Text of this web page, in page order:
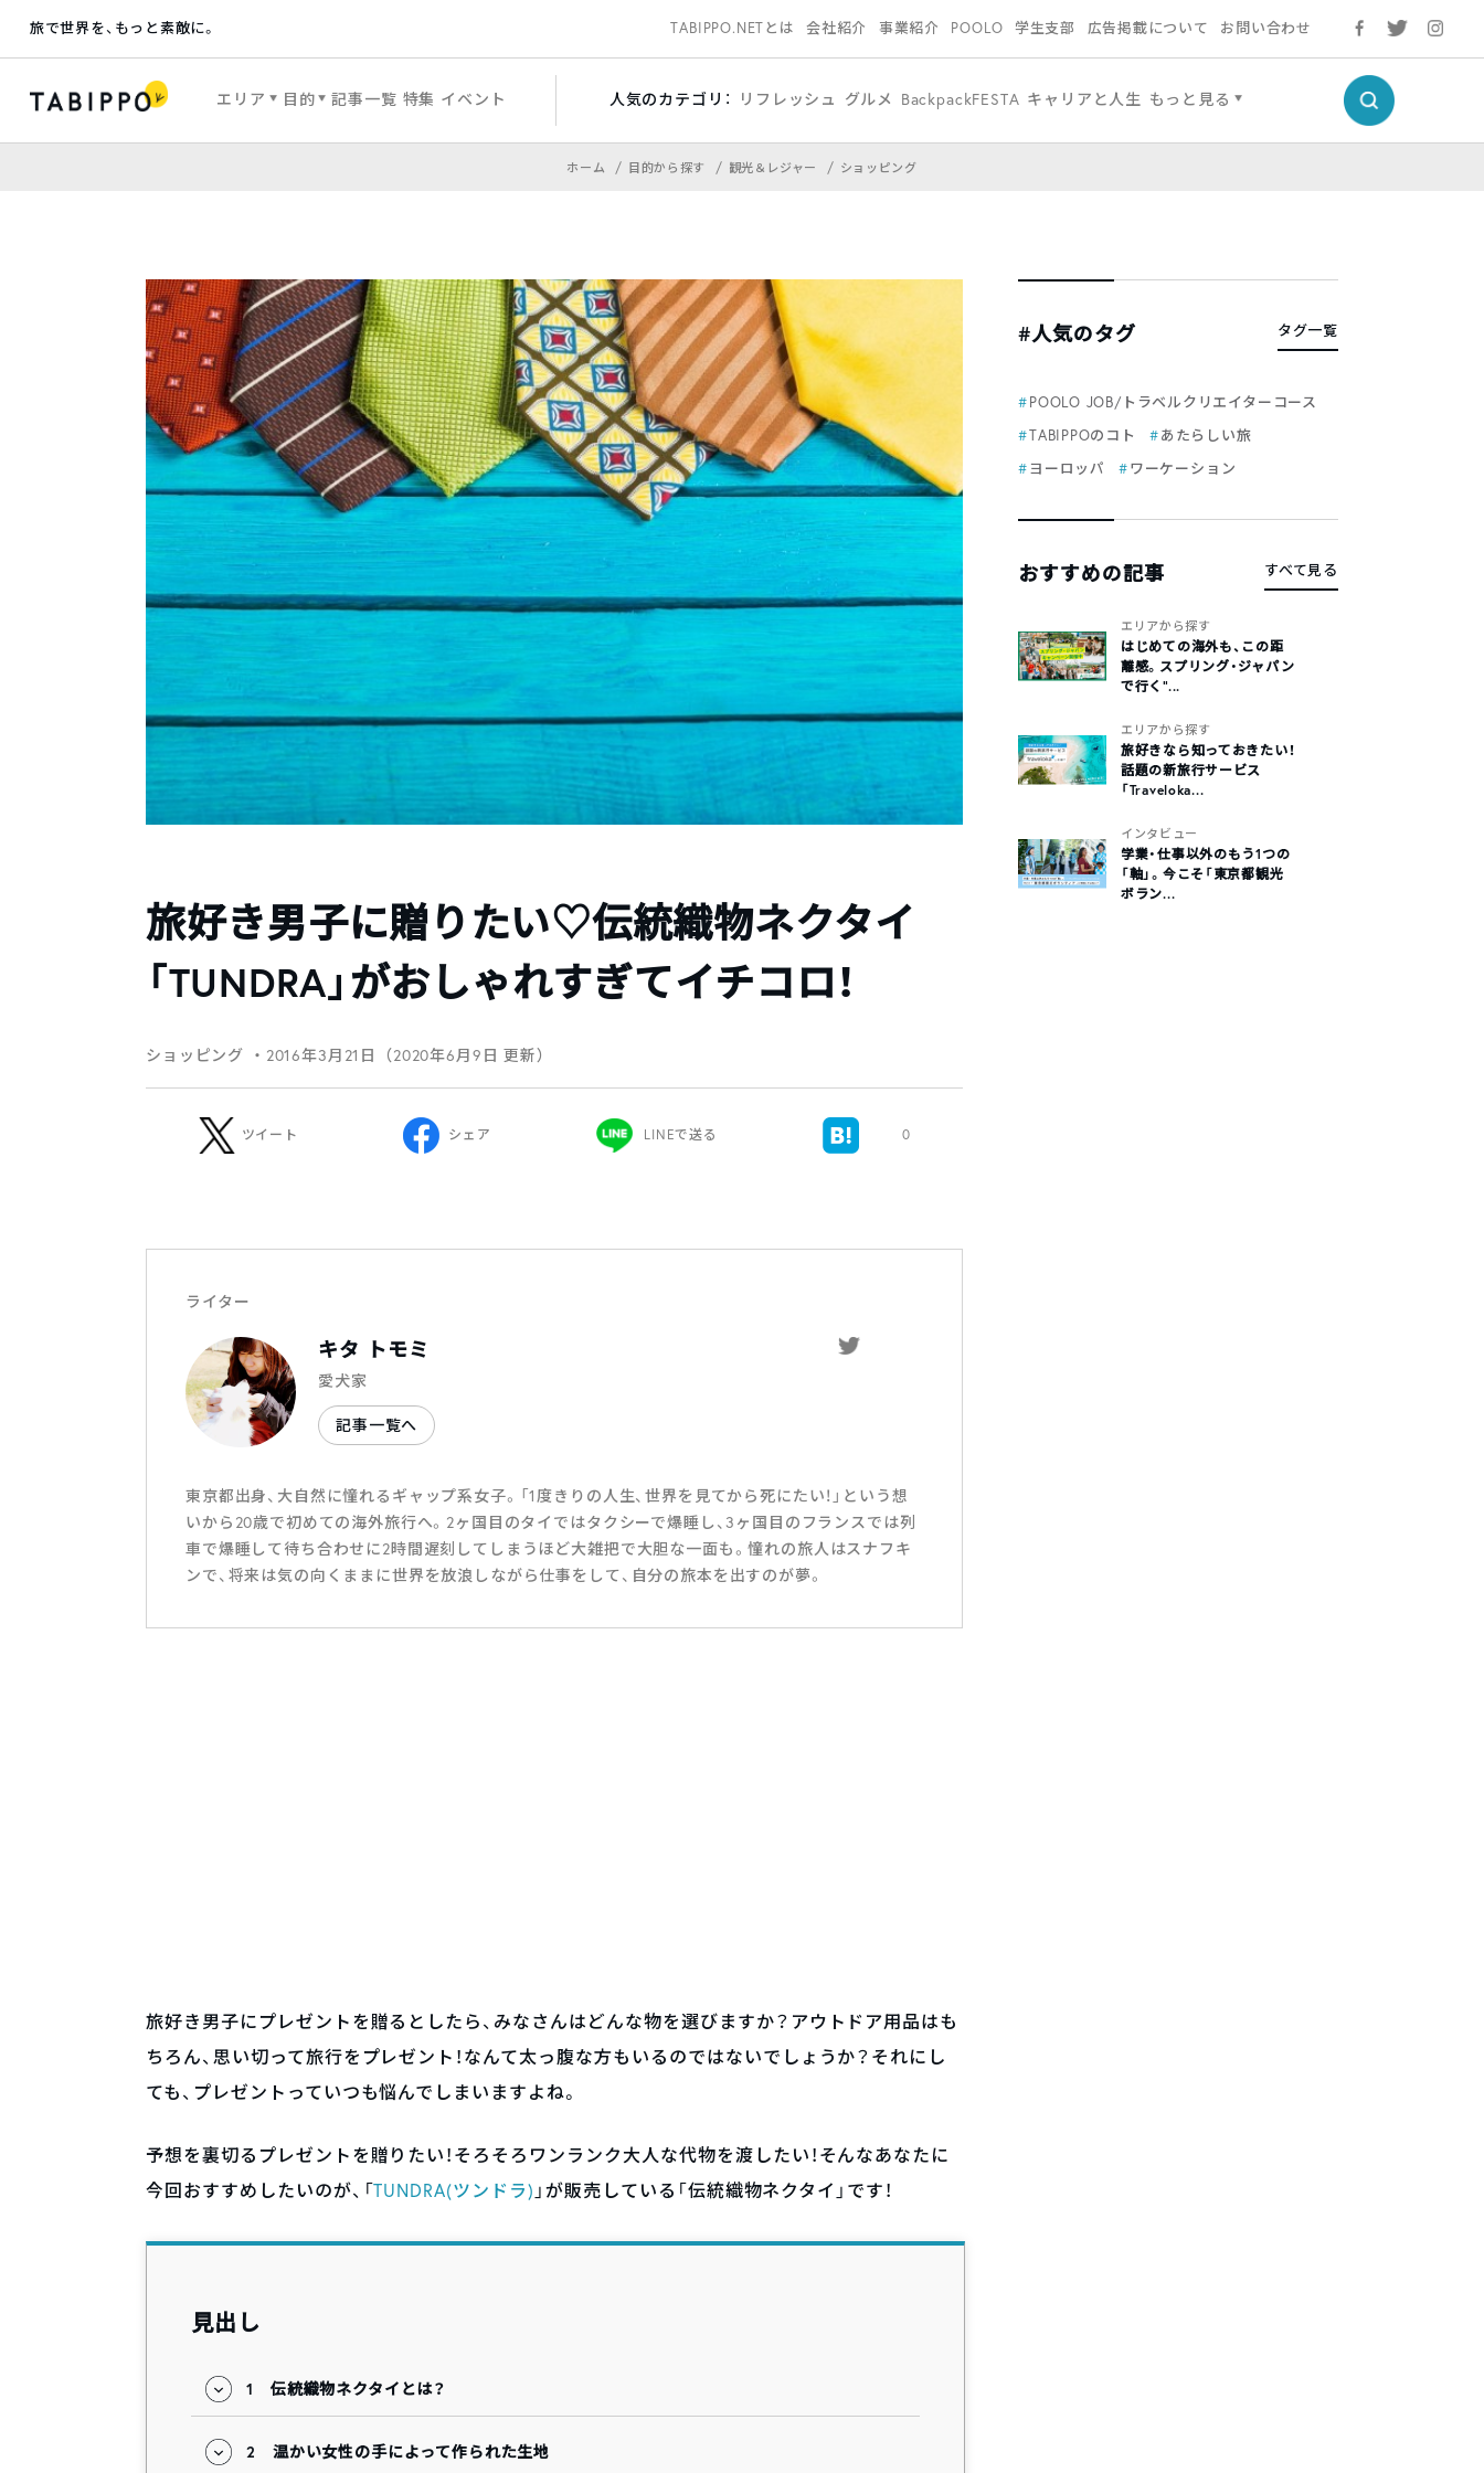
旅で世界を、もっと素敵に。 TABIPPO.NETとは 会社紹介 事業紹介 POOLO 学生支部 広告掲載について お問い合わせ
エリア 目的 記事一覧 特集 イベント 人気のカテゴリ： リフレッシュ グルメ BackpackFESTA キャリアと人生 もっと見る
ホーム 目的から探す 観光＆レジャー ショッピング
旅好き男子に贈りたい♡伝統織物ネクタイ
「TUNDRA」がおしゃれすぎてイチコロ！
ショッピング ・2016年3月21日（2020年6月9日 更新）
ツイート シェア LINEで送る 0
ライター
キタ トモミ
愛犬家
記事一覧へ
東京都出身、大自然に憧れるギャップ系女子。「1度きりの人生、世界を見てから死にたい！」という想
いから20歳で初めての海外旅行へ。2ヶ国目のタイではタクシーで爆睡し、3ヶ国目のフランスでは列
車で爆睡して待ち合わせに2時間遅刻してしまうほど大雑把で大胆な一面も。憧れの旅人はスナフキ
ンで、将来は気の向くままに世界を放浪しながら仕事をして、自分の旅本を出すのが夢。
旅好き男子にプレゼントを贈るとしたら、みなさんはどんな物を選びますか？アウトドア用品はも
ちろん、思い切って旅行をプレゼント！なんて太っ腹な方もいるのではないでしょうか？それにし
ても、プレゼントっていつも悩んでしまいますよね。
予想を裏切るプレゼントを贈りたい！そろそろワンランク大人な代物を渡したい！そんなあなたに
今回おすすめしたいのが、「TUNDRA(ツンドラ) 」が販売している「伝統織物ネクタイ」です！
見出し
1 伝統織物ネクタイとは？
2 温かい女性の手によって作られた生地
#人気のタグ タグ一覧
POOLO JOB/トラベルクリエイターコース
TABIPPOのコト
あたらしい旅
ヨーロッパ
ワーケーション
おすすめの記事 すべて見る
エリアから探す
はじめての海外も、この距
離感。スプリング・ジャパン
で行く“...
エリアから探す
旅好きなら知っておきたい！
話題の新旅行サービス
「Traveloka...
インタビュー
学業・仕事以外のもう1つの
「軸」。今こそ「東京都観光
ボラン...